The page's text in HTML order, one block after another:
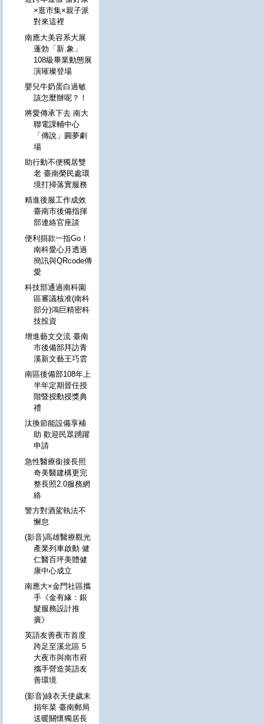
×逛市集×親子派
對來這裡
南應大美容系大展
蓬勃「新.象」
108級畢業動態展
演璀璨登場
嬰兒牛奶蛋白過敏
該怎麼辦呢？！
將愛傳承下去 南大
聯電課輔中心
「傳說」圓夢劇
場
助行動不便獨居雙
老 臺南榮民處環
境打掃落實服務
精進後服工作成效
臺南市後備指揮
部連絡官座談
便利捐款一指Go！
南科愛心月透過
簡訊與QRcode傳
愛
科技部通過南科園
區審議核准(南科
部分)鴻巨精密科
技投資
增進藝文交流 臺南
市後備部拜訪青
溪新文藝王巧雲
南區後備部108年上
半年定期晉任授
階暨授勳授獎典
禮
汰換節能設備享補
助 歡迎民眾踴躍
申請
急性醫療銜接長照
奇美醫建構更完
整長照2.0服務網
絡
警方對酒駕執法不
懈怠
(影音)高雄醫療觀光
產業列車啟動 健
仁醫百坪美體健
康中心成立
南應大×金門社區攜
手《金有緣：銀
髮服務設計推
廣》
英語友善夜市首度
跨足至溪北區 5
大夜市與南市府
攜手營造英語友
善環境
(影音)綠衣天使歲末
捐年菜 臺南郵局
送暖關懷獨居長